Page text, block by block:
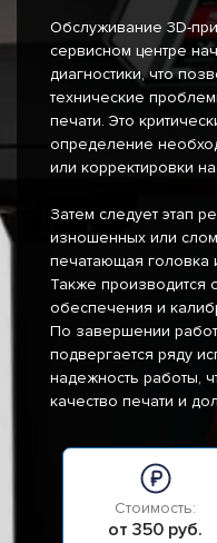
Обслуживание 3D-
сервисном центре
диагностики, что
технические
печати. Это
определение
или корректировки
Затем следует этап
изношенных или
печатающая
Также производится
обеспечения и
По завершении
подвергается ряду
надежность работы,
качество печати и
Стоимость:
от 350 руб.